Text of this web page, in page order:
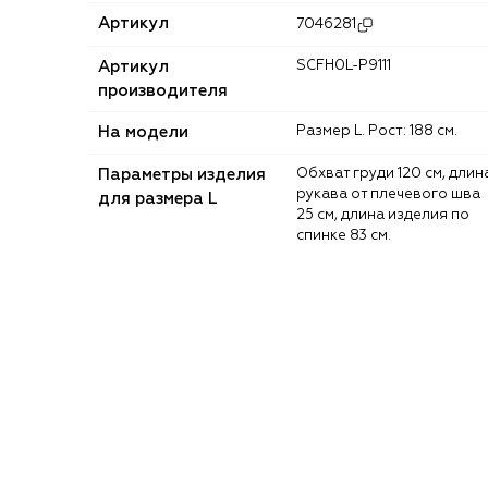
Артикул 7046281
Артикул
производителя
SCFH0L-P9111
На модели Размер L. Рост: 188 см.
Параметры изделия
для размера L
Обхват груди 120 см, длина
рукава от плечевого шва
25 см, длина изделия по
спинке 83 см.